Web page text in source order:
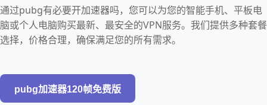
通过pubg有必要开加速器吗，您可以为您的智能手机、平板电
脑或个人电脑购买最新、最安全的VPN服务。我们提供多种套餐
选择，价格合理，确保满足您的所有需求。
pubg加速器120帧免费版